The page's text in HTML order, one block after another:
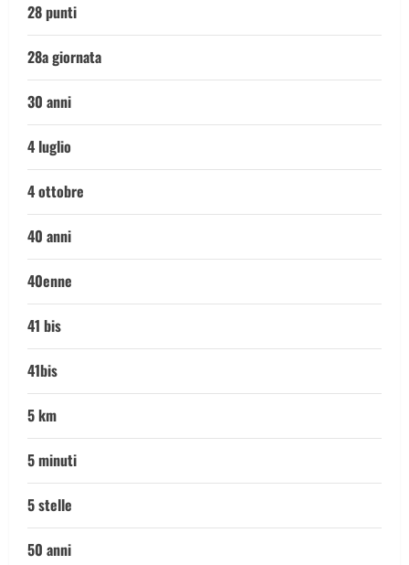
28 punti
28a giornata
30 anni
4 luglio
4 ottobre
40 anni
40enne
41 bis
41bis
5 km
5 minuti
5 stelle
50 anni